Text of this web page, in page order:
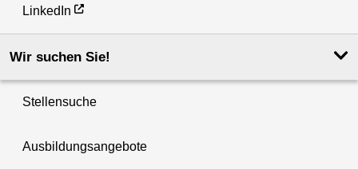
LinkedIn
Wir suchen Sie!
Stellensuche
Ausbildungsangebote